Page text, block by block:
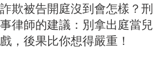
詐欺被告開庭沒到會怎樣？刑
事律師的建議：別拿出庭當兒
戲，後果比你想得嚴重！